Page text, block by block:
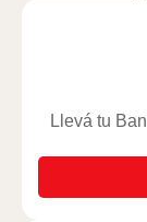
Llevá tu